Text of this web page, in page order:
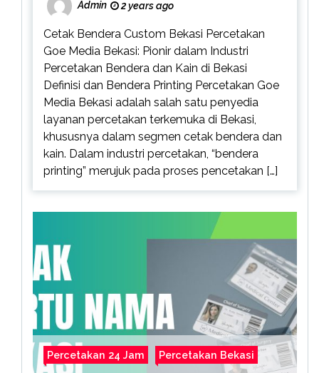
Admin 2 years ago
Cetak Bendera Custom Bekasi Percetakan
Goe Media Bekasi: Pionir dalam Industri
Percetakan Bendera dan Kain di Bekasi
Definisi dan Bendera Printing Percetakan Goe
Media Bekasi adalah salah satu penyedia
layanan percetakan terkemuka di Bekasi,
khususnya dalam segmen cetak bendera dan
kain. Dalam industri percetakan, “bendera
printing” merujuk pada proses pencetakan […]
Percetakan 24 Jam Percetakan Bekasi